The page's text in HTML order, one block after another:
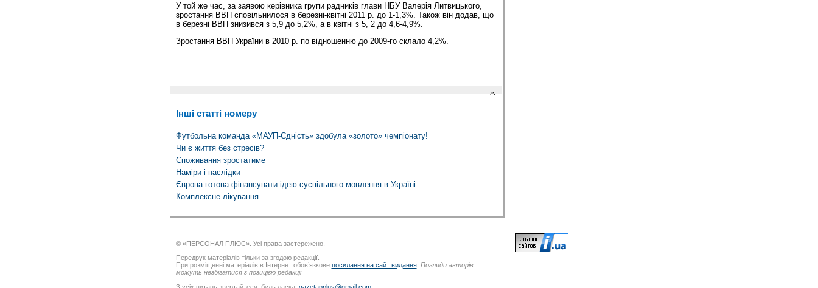
У той же час, за заявою керівника групи радників глави НБУ Валерія Литвицького,
зростання ВВП сповільнилося в березні-квітні 2011 р. до 1-1,3%. Також він додав, що
в березні ВВП знизився з 5,9 до 5,2%, а в квітні з 5, 2 до 4,6-4,9%.
Зростання ВВП України в 2010 р. по відношенню до 2009-го склало 4,2%.
Інші статті номеру
Футбольна команда «МАУП-Єдність» здобула «золото» чемпіонату!
Чи є життя без стресів?
Споживання зростатиме
Наміри і наслідки
Європа готова фінансувати ідею суспільного мовлення в Україні
Комплексне лікування
© «ПЕРСОНАЛ ПЛЮС». Усі права застережено.
Передрук матеріалів тільки за згодою редакції.
При розміщенні матеріалів в Інтернет обов’язкове посилання на сайт видання. Погляди авторів
можуть незбігатися з позицією редакції
З усіх питань звертайтеся, будь ласка, gazetapplus@gmail.com